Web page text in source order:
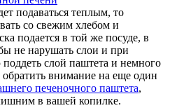
подаваться теплым, то
со свежим хлебом и
подается в той же посуде, в
не нарушать слои и при
слой паштета и немного
внимание на еще один
печеночного паштета,
в вашей копилке.